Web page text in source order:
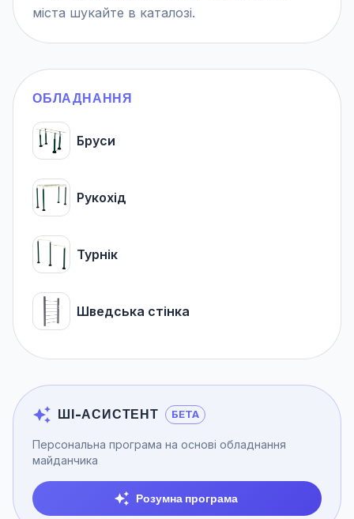
міста шукайте в каталозі.
ОБЛАДНАННЯ
Бруси
Рукохід
Турнік
Шведська стінка
ШІ-АСИСТЕНТ БЕТА
Персональна програма на основі обладнання
майданчика
Розумна програма